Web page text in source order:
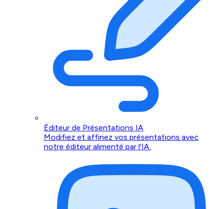
Éditeur de Présentations IA
Modifiez et affinez vos présentations avec
notre éditeur alimenté par l'IA.